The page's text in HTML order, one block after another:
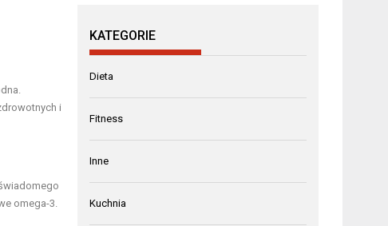
i
omega-3.
KATEGORIE
Dieta
Fitness
Inne
Kuchnia